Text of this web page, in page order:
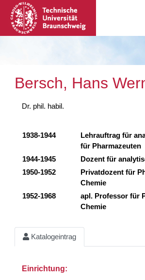
Bersch, Hans
Dr. phil. habil.
1938-1944
Lehrauftrag für
für Pharmazeuten
1944-1945
Dozent für
1950-1952
Privatdozent für
Chemie
1952-1968
apl. Professor für
Chemie
Katalogeintrag
Einrichtung: